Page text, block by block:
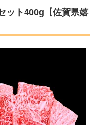
ット400g【佐賀県嬉